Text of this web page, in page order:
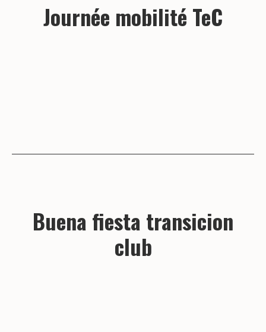
Journée mobilité TeC
Buena fiesta transicion
club